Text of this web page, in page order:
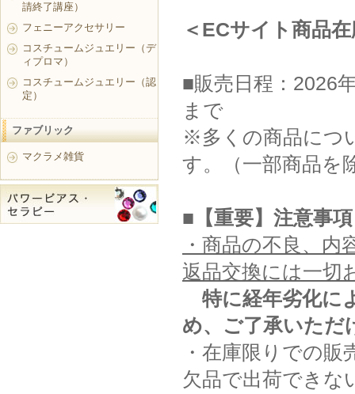
＜ECサイト商品
■販売日程：2026
まで
※多くの商品につ
す。（一部商品を
■【重要】注意事項
・商品の不良、
返品交換には一切
特に経年劣化に
め、ご了承いただ
・在庫限りでの
欠品で出荷できな
請終了講座）
フェニーアクセサリー
コスチュームジュエリー（デ
ィプロマ）
コスチュームジュエリー（認
定）
ファブリック
マクラメ雑貨